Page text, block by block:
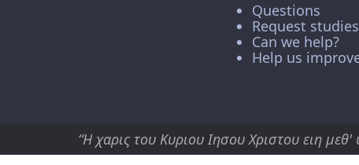
Questions
Request studies
Can we help?
Help us
“Η χαρις του Κυριου Ιησου Χριστου ειη μεθ'